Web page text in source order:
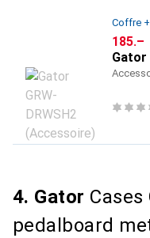
Coffre
CHF
185.–
Gator
4. Gator Cases
pedalboard